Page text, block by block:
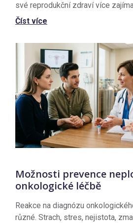
své reprodukční zdraví více
Číst více
Možnosti prevence
onkologické léčbě
Reakce na diagnózu
různé. Strach, stres, nejistota,